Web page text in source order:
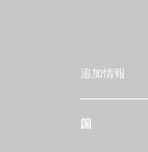
追加情報
国